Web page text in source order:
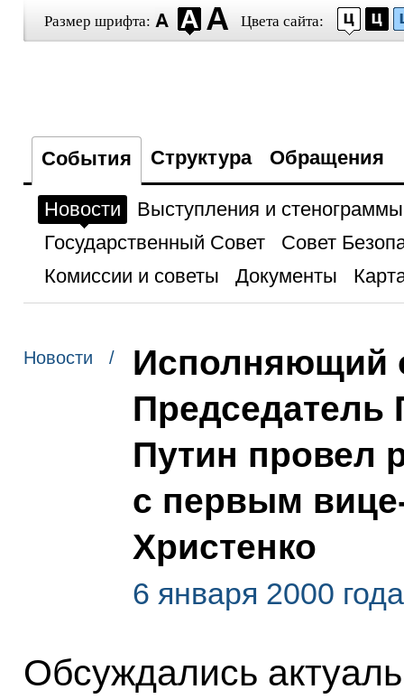
Размер шрифта: Цвета сайта:
События Структура Обращения
Новости
Выступления и стенограммы
Государственный Совет
Совет
Комиссии и советы
Документы
Новости /
Исполняющий
Председатель
Путин провел
с первым
Христенко
6 января 2000
Обсуждались